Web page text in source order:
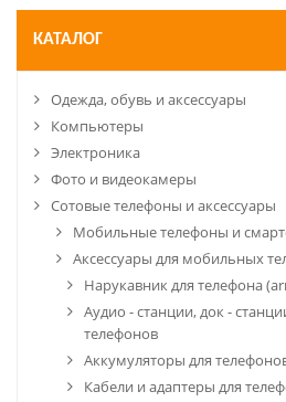
КАТАЛОГ
Одежда, обувь и аксессуары
Компьютеры
Электроника
Фото и видеокамеры
Сотовые телефоны и аксессуары
Мобильные телефоны и
Аксессуары для мобильных
Нарукавник для телефона
Аудио - станции, док -
телефонов
Аккумуляторы для
Кабели и адаптеры для